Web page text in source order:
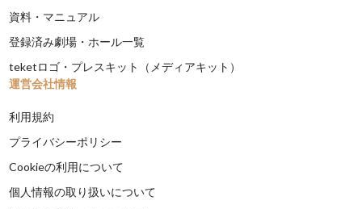
資料・マニュアル
登録済み劇場・ホール一覧
teketロゴ・プレスキット（メディアキット）
運営会社情報
利用規約
プライバシーポリシー
Cookieの利用について
個人情報の取り扱いについて